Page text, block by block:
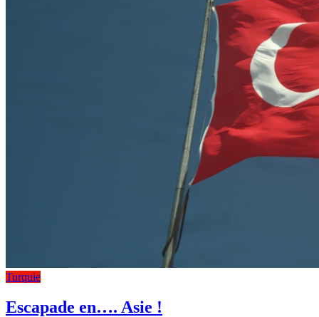
Turquie
Escapade en…. Asie !